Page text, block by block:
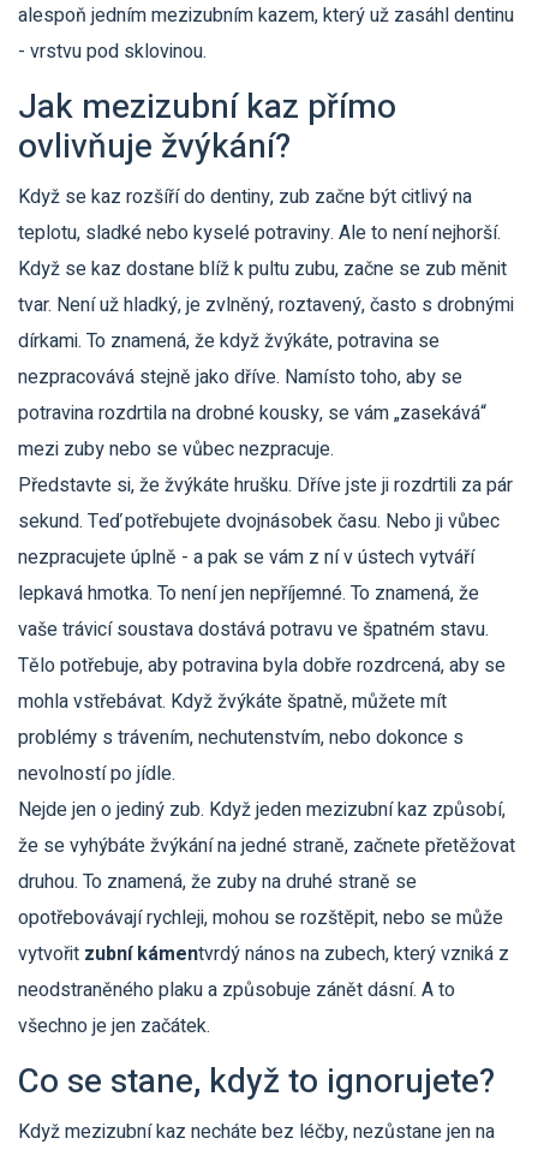
alespoň jedním mezizubním kazem, který už zasáhl dentinu
- vrstvu pod sklovinou.
Jak mezizubní kaz přímo
ovlivňuje žvýkání?
Když se kaz rozšíří do dentiny, zub začne být citlivý na
teplotu, sladké nebo kyselé potraviny. Ale to není nejhorší.
Když se kaz dostane blíž k pultu zubu, začne se zub měnit
tvar. Není už hladký, je zvlněný, roztavený, často s drobnými
dírkami. To znamená, že když žvýkáte, potravina se
nezpracovává stejně jako dříve. Namísto toho, aby se
potravina rozdrtila na drobné kousky, se vám „zasekává“
mezi zuby nebo se vůbec nezpracuje.
Představte si, že žvýkáte hrušku. Dříve jste ji rozdrtili za pár
sekund. Teď potřebujete dvojnásobek času. Nebo ji vůbec
nezpracujete úplně - a pak se vám z ní v ústech vytváří
lepkavá hmotka. To není jen nepříjemné. To znamená, že
vaše trávicí soustava dostává potravu ve špatném stavu.
Tělo potřebuje, aby potravina byla dobře rozdrcená, aby se
mohla vstřebávat. Když žvýkáte špatně, můžete mít
problémy s trávením, nechutenstvím, nebo dokonce s
nevolností po jídle.
Nejde jen o jediný zub. Když jeden mezizubní kaz způsobí,
že se vyhýbáte žvýkání na jedné straně, začnete přetěžovat
druhou. To znamená, že zuby na druhé straně se
opotřebovávají rychleji, mohou se rozštěpit, nebo se může
vytvořit zubní kámentvrdý nános na zubech, který vzniká z
neodstraněného plaku a způsobuje zánět dásní. A to
všechno je jen začátek.
Co se stane, když to ignorujete?
Když mezizubní kaz necháte bez léčby, nezůstane jen na